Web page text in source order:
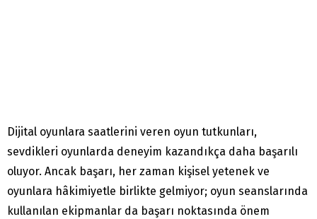
Dijital oyunlara saatlerini veren oyun tutkunları,
sevdikleri oyunlarda deneyim kazandıkça daha başarılı
oluyor. Ancak başarı, her zaman kişisel yetenek ve
oyunlara hâkimiyetle birlikte gelmiyor; oyun seanslarında
kullanılan ekipmanlar da başarı noktasında önem